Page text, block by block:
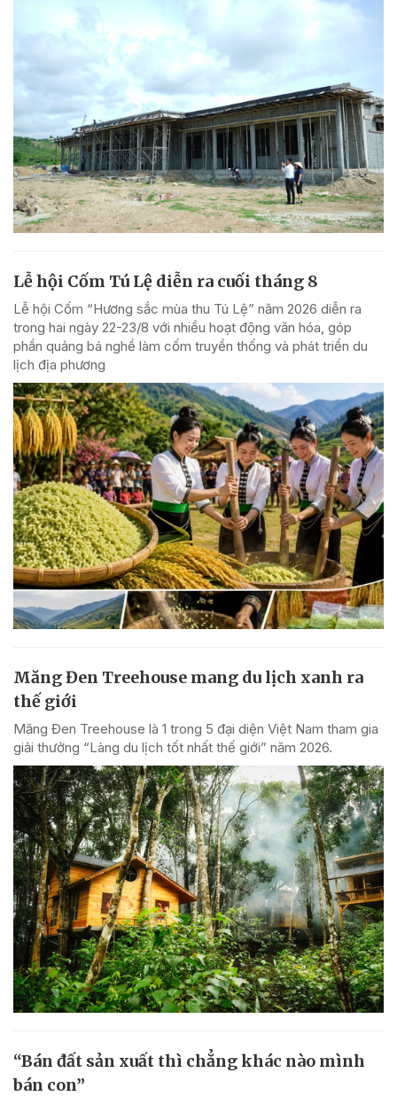
Lễ hội Cốm Tú Lệ diễn ra cuối tháng 8
Lễ hội Cốm “Hương sắc mùa thu Tú Lệ” năm 2026 diễn ra
trong hai ngày 22-23/8 với nhiều hoạt động văn hóa, góp
phần quảng bá nghề làm cốm truyền thống và phát triển du
lịch địa phương
Măng Đen Treehouse mang du lịch xanh ra
thế giới
Măng Đen Treehouse là 1 trong 5 đại diện Việt Nam tham gia
giải thưởng “Làng du lịch tốt nhất thế giới” năm 2026.
“Bán đất sản xuất thì chẳng khác nào mình
bán con”